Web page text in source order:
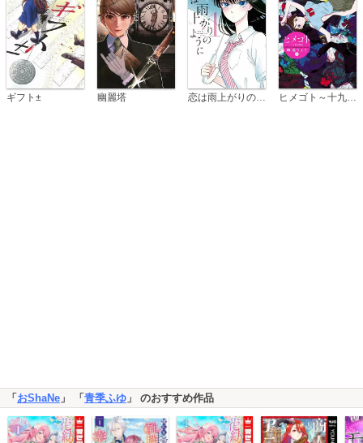
ギフト± 幽麗塔
「おShaNe 」 「青季ふゆ 」 のおすすめ作品